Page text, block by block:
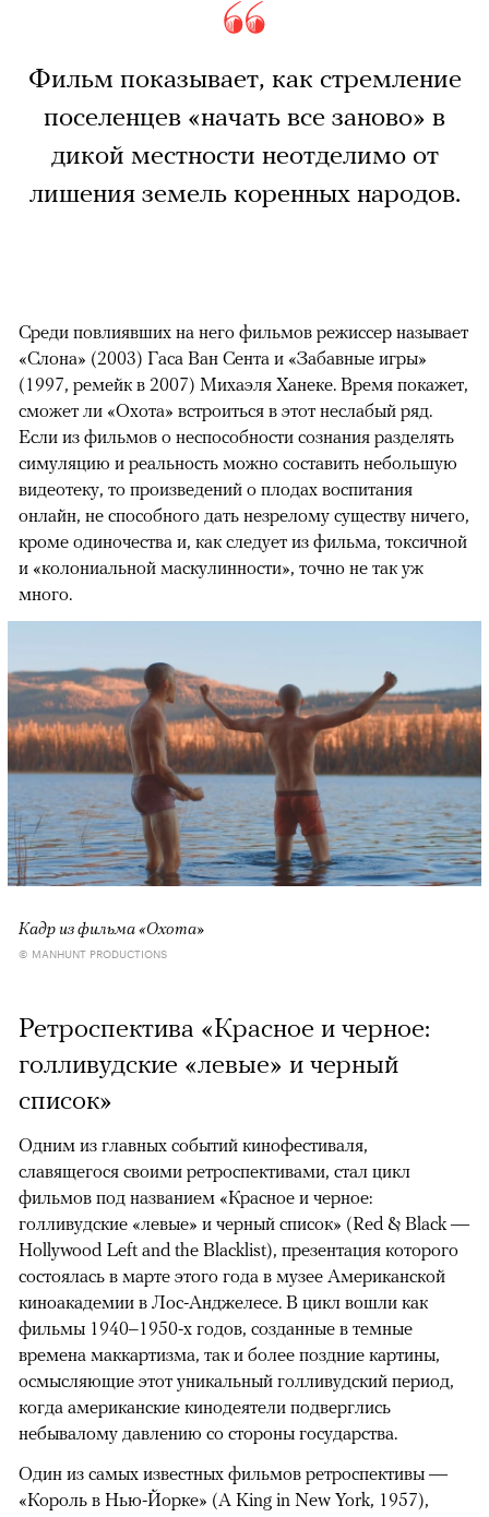
Фильм показывает, как стремление
поселенцев «начать все заново» в
дикой местности неотделимо от
лишения земель коренных народов.
Среди повлиявших на него фильмов режиссер называет
«Слона» (2003) Гаса Ван Сента и «Забавные игры»
(1997, ремейк в 2007) Михаэля Ханеке. Время покажет,
сможет ли «Охота» встроиться в этот неслабый ряд.
Если из фильмов о неспособности сознания разделять
симуляцию и реальность можно составить небольшую
видеотеку, то произведений о плодах воспитания
онлайн, не способного дать незрелому существу ничего,
кроме одиночества и, как следует из фильма, токсичной
и «колониальной маскулинности», точно не так уж
много.
Кадр из фильма «Охота»
© MANHUNT PRODUCTIONS
Ретроспектива «Красное и черное:
голливудские «левые» и черный
список»
Одним из главных событий кинофестиваля,
славящегося своими ретроспективами, стал цикл
фильмов под названием «Красное и черное:
голливудские «левые» и черный список» (Red & Black —
Hollywood Left and the Blacklist), презентация которого
состоялась в марте этого года в музее Американской
киноакадемии в Лос-Анджелесе. В цикл вошли как
фильмы 1940–1950-х годов, созданные в темные
времена маккартизма, так и более поздние картины,
осмысляющие этот уникальный голливудский период,
когда американские кинодеятели подверглись
небывалому давлению со стороны государства.
Один из самых известных фильмов ретроспективы —
«Король в Нью-Йорке» (A King in New York, 1957),